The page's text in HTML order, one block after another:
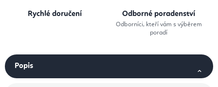
Rychlé doručení Odborné poradenství
Odborníci, kteří vám s výběrem
poradí
Popis